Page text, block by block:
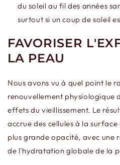
du soleil au fil des années
surtout si un coup de soleil
FAVORISER
LA PEAU
Nous avons vu à quel point le
renouvellement physiologique
effets du vieillissement. Le
accrue des cellules à la
plus grande opacité, avec une
de l'hydratation globale de la